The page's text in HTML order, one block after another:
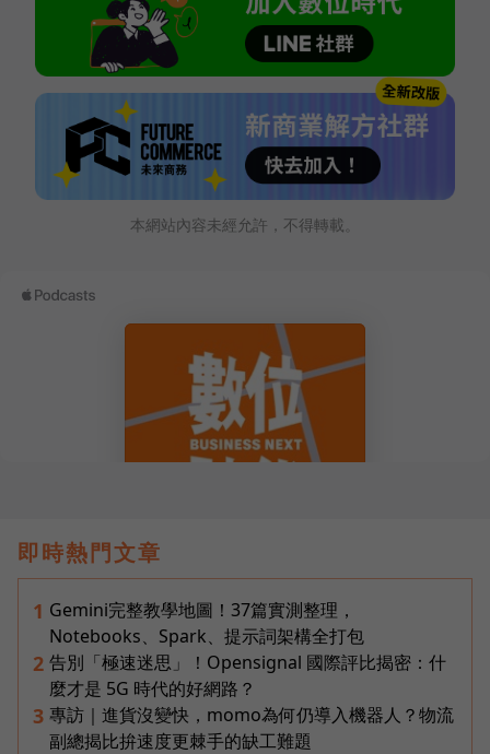
本網站內容未經允許，不得轉載。
即時熱門文章
1 Gemini完整教學地圖！37篇實測整理，
Notebooks、Spark、提示詞架構全打包
2 告別「極速迷思」！Opensignal 國際評比揭密：什
麼才是 5G 時代的好網路？
3 專訪｜進貨沒變快，momo為何仍導入機器人？物流
副總揭比拚速度更棘手的缺工難題